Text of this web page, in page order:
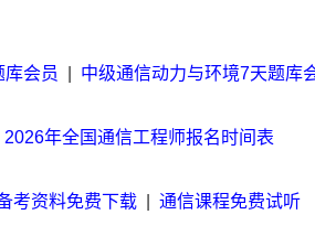
会员 中级通信动力与环境7天题库
2026年全国通信工程师报名时间表
考资料免费下载 通信课程免费试听